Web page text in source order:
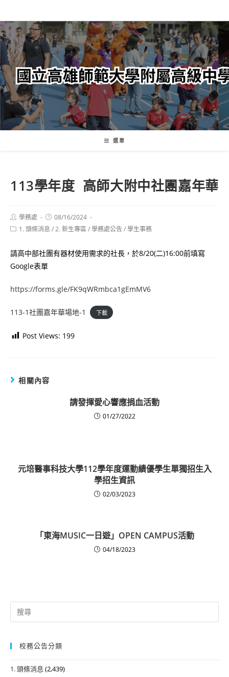
轉
至
主
內
容
選單
113學年度 高師大附中社團嘉年華
Post
author:
學務處
Post
published:
08/16/2024
Post1. 頭條消息 /2. 新生專區/學務處公告/學生事務
請高中部社團有器材使用需求的社長，於8/20(二)16:00前填寫
Google表單
https://forms.gle/FK9qWRmbca1gEmMV6
113-1社團嘉年華場地-1 下載
Post Views: 199
相關內容
請發揮愛心響應捐血活動
01/27/2022
元培醫事科技大學112學年度運動績優學生單獨招生入
學招生資訊
02/03/2023
「東海MUSIC一日遊」OPEN CAMPUS活動
04/18/2023
Search
for:
校務公告分類
1. 頭條消息 (2,439)